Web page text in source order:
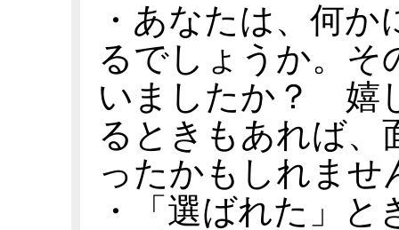
・あなたは、何
るでしょうか。そ
いましたか？ 嬉
るときもあれば、
ったかもしれませ
・「選ばれた」